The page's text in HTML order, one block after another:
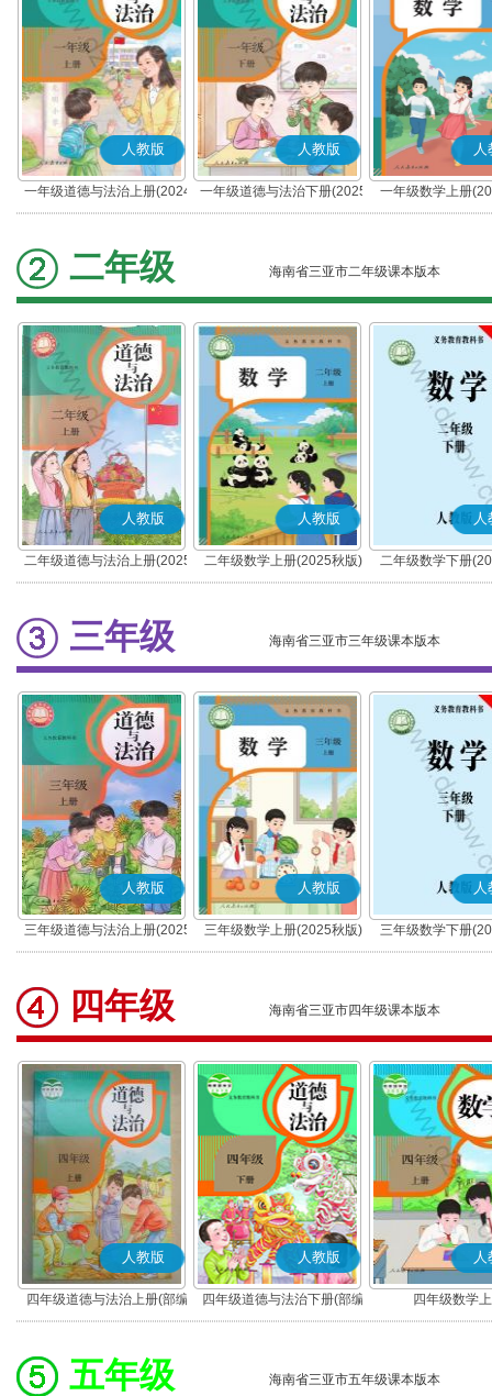
人教版
一年级道德与法治上册(2024
秋版)(部编版)
人教版
一年级道德与法治下册(2025
春版)(部编版)
人
一年级数学上册
二年级 海南省三亚市二年级课本版本
人教版
二年级道德与法治上册(2025
秋版)(部编版)
人教版
二年级数学上册(2025秋版)
人
二年级数学下册
三年级 海南省三亚市三年级课本版本
人教版
三年级道德与法治上册(2025
秋版)(部编版)
人教版
三年级数学上册(2025秋版)
人
三年级数学下册
四年级 海南省三亚市四年级课本版本
人教版
四年级道德与法治上册(部编
版)
人教版
四年级道德与法治下册(部编
版)
人
四年级数学
五年级 海南省三亚市五年级课本版本